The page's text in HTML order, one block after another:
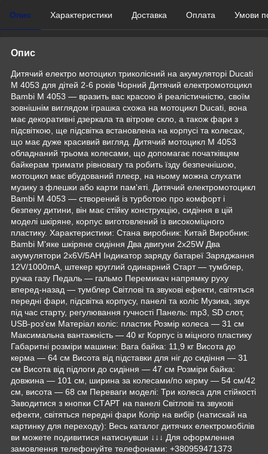
Опис Характеристики Доставка Оплата Умови
Опис
Дитячий електро мотоцикл триколісний на акумуляторі Ducati
M 4053 для дітей 2-6 років Чорний Дитячий електромотоцикл
Bambi M 4053 — вразить вас красою й реалістичністю, своїм
зовнішнім виглядом іграшка схожа на мотоцикл Ducati, вона
має декоративні дзеркала та вітрове скло, а також фари з
підсвіткою, ще підсвітка встановлена на корпусі та колесах,
що має дуже красивий вигляд. Дитячий мотоцикл M 4053
обладнаний трьома колесами, що допомагає початківцям
байкерам тримати рівновагу та робить їзду безпечнішою,
мотоцикл має вбудований плеєр, на ньому можна слухати
музику з флешки або карти пам'яті. Дитячий електромотоцикл
Bambi M 4053 — створений із турботою про комфорт і
безпеку дитини, він має стійку конструкцію, сидіння в цій
моделі шкіряне, корпус виготовлений із високоміцного
пластику. Характеристики: Стана виробник: Китай Виробник:
Bambi М'яке шкіряне сидіння Два двигуни 2х25W Два
акумулятори 2х6V/5AH Індикатор заряду батареї Заряджання
12V/1000mA, штекер круглий одинарний Старт — тумблер,
ручка газу Педаль — гальмо Перемикач напрямку руху
вперед-назад — тумблер Світлові та звукові ефекти, світяться
передні фари, підсвітка корпусу, панелі та коліс Музика, звук
під час старту, регулювання гучності Панель: mp3, SD слот,
USB-роз'єм Матеріал коліс: пластик Розмір колеса — 31 см
Максимальна вантажність — 40 кг Корпус із міцного пластику
Габаритні розміри машини: Вага байка: 11,9 кг Висота до
керма — 64 см Висота від підставки для ніг до сидіння — 31
см Висота від підлоги до сидіння — 47 см Розміри байка:
довжина — 101 см, ширина за колесами/по керму — 54 см/42
см, висота — 68 см Переваги моделі: Три колеса для стійкості
Заводитися з кнопки СТАРТ на панелі Світлові та звукові
ефекти, світяться передні фари Колір на вибір (натискай на
картинку для переходу): Весь каталог дитячих електромобілів
ви можете подивитися натиснувши ↓↓↓ Для оформлення
замовлення телефонуйте телефонами: +380959471373